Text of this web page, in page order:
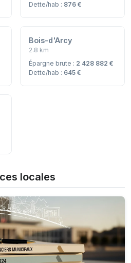
Dette/hab : 876 €
Bois-d'Arcy
2.8 km
Épargne brute : 2 428 882 €
Dette/hab : 645 €
locales